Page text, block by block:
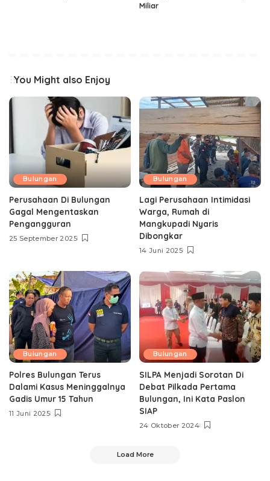
Miliar
You Might also Enjoy
Bulungan
Perusahaan Di Bulungan
Gagal Mengentaskan
Pengangguran
25 September 2025
Bulungan
Lagi Perusahaan Intimidasi
Warga, Rumah di
Mangkupadi Nyaris
Dibongkar
14 Juni 2025
Bulungan
Polres Bulungan Terus
Dalami Kasus Meninggalnya
Gadis Umur 15 Tahun
11 Juni 2025
Bulungan
SILPA Menjadi Sorotan Di
Debat Pilkada Pertama
Bulungan, Ini Kata Paslon
SIAP
24 Oktober 2024
Load More